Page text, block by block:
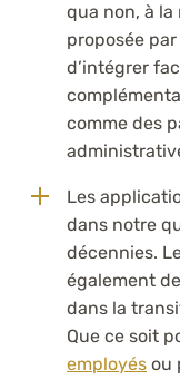
qua non, à la
proposée
d’intégrer
comme des
Les
dans notre
décennies.
également
dans la
Que ce soit
employés ou